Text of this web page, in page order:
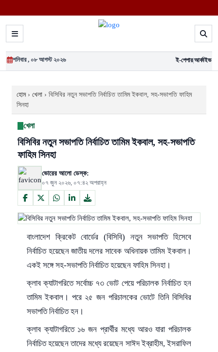
শনিবার , ০৮ আগস্ট ২০২৬ ই-পেপার|আর্কাইভ
হোম› খেলা › বিসিবির নতুন সভাপতি নির্বাচিত তামিম ইকবাল, সহ-সভাপতি ফাহিম
সিনহা
খেলা
বিসিবির নতুন সভাপতি নির্বাচিত তামিম ইকবাল, সহ-সভাপতি
ফাহিম সিনহা
ভোরের আলো ডেস্ক:
০৭ জুন ২০২৬, ০৭:৪২ অপরাহ্ন
বাংলাদেশ ক্রিকেট বোর্ডের (বিসিবি) নতুন সভাপতি হিসেবে
নির্বাচিত হয়েছেন জাতীয় দলের সাবেক অধিনায়কতামিম ইকবাল ।
একই সঙ্গে সহ-সভাপতি নির্বাচিত হয়েছেন ফাহিম সিনহা।
ক্লাব ক্যাটাগরিতে সর্বোচ্চ ৭৩ ভোট পেয়ে পরিচালক নির্বাচিত হন
তামিম ইকবাল। পরে ২৫ জন পরিচালকের ভোটে তিনি বিসিবির
সভাপতি নির্বাচিত হন।
ক্লাব ক্যাটাগরিতে ১৬ জন প্রার্থীর মধ্যে আরও যারা পরিচালক
নির্বাচিত হয়েছেন তাদের মধ্যে রয়েছেন সাঈদ ইব্রাহীম, ইসরাফিল